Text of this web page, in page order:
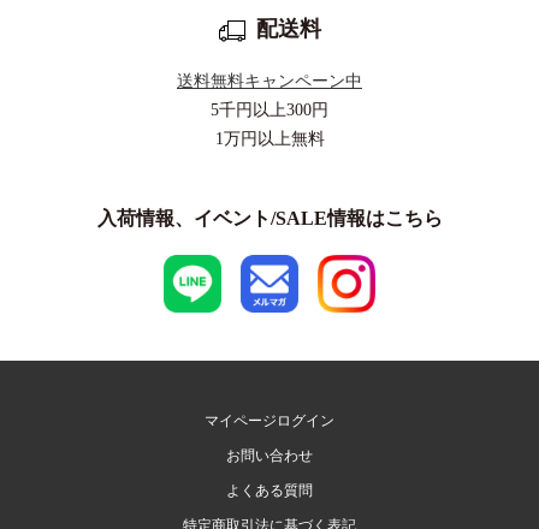
配送料
送料無料キャンペーン中
5千円以上300円
1万円以上無料
入荷情報、イベント/SALE情報はこちら
マイページログイン
お問い合わせ
よくある質問